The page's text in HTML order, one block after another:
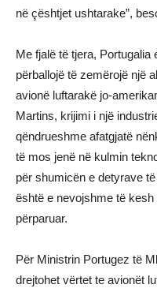
në çështjet ushtarake”,
Me fjalë të tjera,
përballojë të zemërojë një
avionë luftarakë jo-
Martins, krijimi i një
qëndrueshme afatgjatë
të mos jenë në kulmin
për shumicën e detyrave
është e nevojshme të
përparuar.
Për Ministrin Portugez të
drejtohet vërtet te avionët